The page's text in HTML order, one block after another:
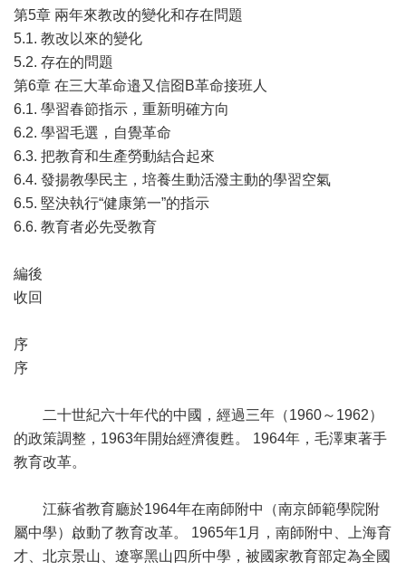
第5章 兩年來教改的變化和存在問題
5.1. 教改以來的變化
5.2. 存在的問題
第6章 在三大革命邉又信囵B革命接班人
6.1. 學習春節指示，重新明確方向
6.2. 學習毛選，自覺革命
6.3. 把教育和生產勞動結合起來
6.4. 發揚教學民主，培養生動活潑主動的學習空氣
6.5. 堅決執行“健康第一”的指示
6.6. 教育者必先受教育
編後
收回
序
序
二十世紀六十年代的中國，經過三年（1960～1962）
的政策調整，1963年開始經濟復甦。 1964年，毛澤東著手
教育改革。
江蘇省教育廳於1964年在南師附中（南京師範學院附
屬中學）啟動了教育改革。 1965年1月，南師附中、上海育
才、北京景山、遼寧黑山四所中學，被國家教育部定為全國